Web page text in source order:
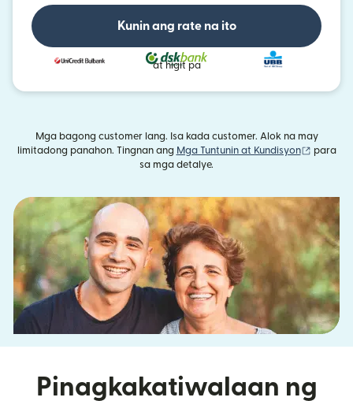
Kunin ang rate na ito
at higit pa
Mga bagong customer lang. Isa kada customer. Alok na may
limitadong panahon. Tingnan ang Mga Tuntunin at Kundisyon
para
sa mga detalye.
Pinagkakatiwalaan ng